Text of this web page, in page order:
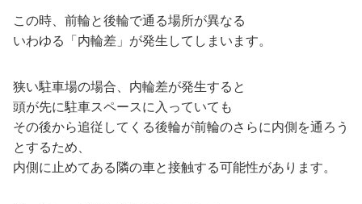
この時、前輪と後輪で通る場所が異なる
いわゆる「内輪差」が発生してしまいます。
狭い駐車場の場合、内輪差が発生すると
頭が先に駐車スペースに入っていても
その後から追従してくる後輪が前輪のさらに内側を通ろう
とするため、
内側に止めてある隣の車と接触する可能性があります。